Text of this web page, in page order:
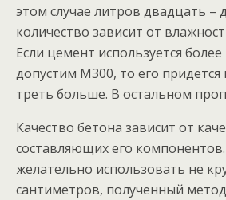
этом случае литров двадцать –
количество зависит от
Если цемент используется
допустим М300, то его придется
треть больше. В остальном
Качество бетона зависит от
составляющих его
желательно использовать не
сантиметров, полученный